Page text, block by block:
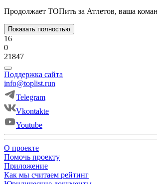
Продолжает ТОПить за Атлетов, ваша
Показать полностью
16
0
21847
Поддержка сайта
info@toplist.run
Telegram
Vkontakte
Youtube
О проекте
Помочь проекту
Приложение
Как мы считаем рейтинг